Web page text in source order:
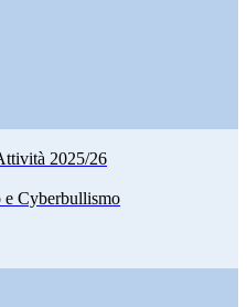
2025/26
e Cyberbullismo